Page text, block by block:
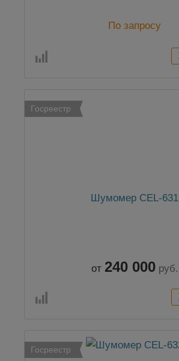
По запросу
Госреестр
Шумомер CEL-631
от 240 000 руб.
Госреестр